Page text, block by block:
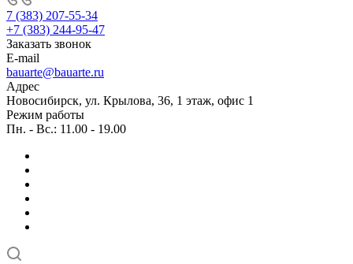
7 (383) 207-55-34
+7 (383) 244-95-47
Заказать звонок
E-mail
bauarte@bauarte.ru
Адрес
Новосибирск, ул. Крылова, 36, 1 этаж, офис 1
Режим работы
Пн. - Вс.: 11.00 - 19.00